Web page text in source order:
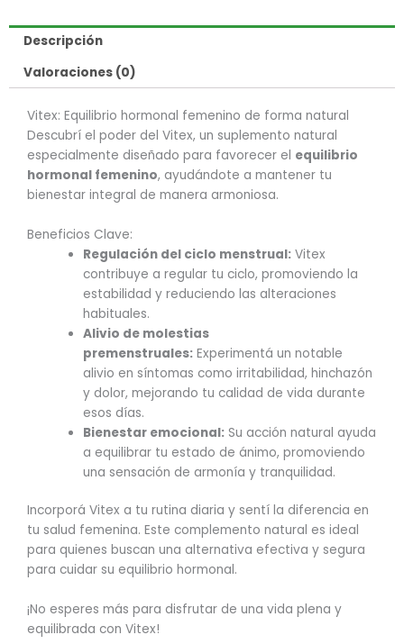
Descripción
Valoraciones (0)
Vitex: Equilibrio hormonal femenino de forma natural
Descubrí el poder del Vitex, un suplemento natural
especialmente diseñado para favorecer el equilibrio
hormonal femenino, ayudándote a mantener tu
bienestar integral de manera armoniosa.
Beneficios Clave:
Regulación del ciclo menstrual:Vitex
contribuye a regular tu ciclo, promoviendo la
estabilidad y reduciendo las alteraciones
habituales.
Alivio de molestias
premenstruales:Experimentá un notable
alivio en síntomas como irritabilidad, hinchazón
y dolor, mejorando tu calidad de vida durante
esos días.
Bienestar emocional:Su acción natural ayuda
a equilibrar tu estado de ánimo, promoviendo
una sensación de armonía y tranquilidad.
Incorporá Vitex a tu rutina diaria y sentí la diferencia en
tu salud femenina. Este complemento natural es ideal
para quienes buscan una alternativa efectiva y segura
para cuidar su equilibrio hormonal.
¡No esperes más para disfrutar de una vida plena y
equilibrada con Vitex!